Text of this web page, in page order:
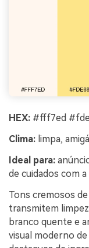
HEX: #fff7ed
Clima: limpa,
Ideal para:
de cuidados com a
Tons cremosos
transmitem
branco quente e
visual moderno